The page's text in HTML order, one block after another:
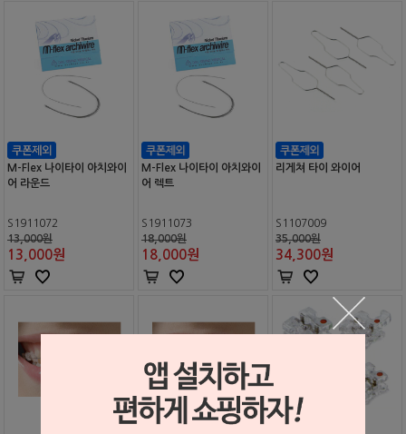
M-Flex 나이타이 아치와이
어 라운드
S1911072
13,000원
13,000원
M-Flex 나이타이 아치와이
어 렉트
S1911073
18,000원
18,000원
리게쳐 타이 와이어
S1107009
35,000원
34,300원